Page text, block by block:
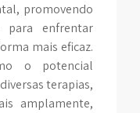
promovendo
para enfrentar
mais eficaz.
o potencial
terapias,
amplamente,